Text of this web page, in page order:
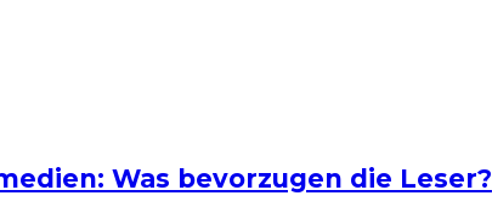
Was bevorzugen die Leser?